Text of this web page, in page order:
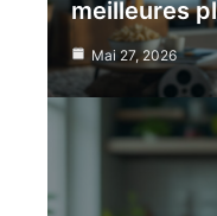
meilleures
Mai 27, 2026